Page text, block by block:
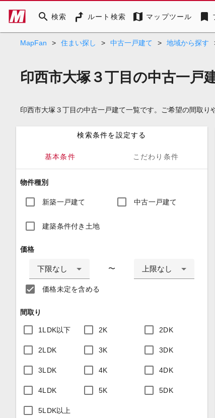
search 検索 ルート検索 map マップツール bookmark
MapFan > 住まい探し > 中古一戸建て > 地域から探す
印西市大塚３丁目の中古一戸
印西市大塚３丁目の中古一戸建て一覧です。ご希望の間取り
検索条件を設定する
基本条件 こだわり条件
物件種別
新築一戸建て 中古一戸建て
建築条件付き土地
価格
下限なし 〜 上限なし
価格未定を含める
間取り
1LDK以下 2K 2DK
2LDK 3K 3DK
3LDK 4K 4DK
4LDK 5K 5DK
5LDK以上